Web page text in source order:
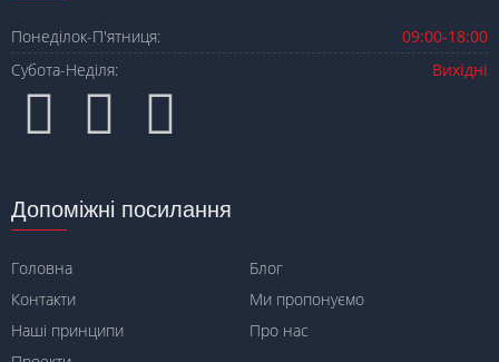
Понеділок-П'ятниця:
09:00-18:00
Субота-Неділя:
Вихідні
Допоміжні посилання
Головна
Блог
Контакти
Ми пропонуємо
Наші принципи
Про нас